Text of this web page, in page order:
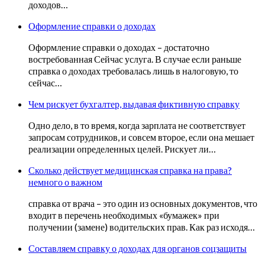
доходов…
Оформление справки о доходах
Оформление справки о доходах – достаточно
востребованная Сейчас услуга. В случае если раньше
справка о доходах требовалась лишь в налоговую, то
сейчас…
Чем рискует бухгалтер, выдавая фиктивную справку
Одно дело, в то время, когда зарплата не соответствует
запросам сотрудников, и совсем второе, если она мешает
реализации определенных целей. Рискует ли…
Сколько действует медицинская справка на права?
немного о важном
справка от врача – это один из основных документов, что
входит в перечень необходимых «бумажек» при
получении (замене) водительских прав. Как раз исходя…
Составляем справку о доходах для органов соцзащиты